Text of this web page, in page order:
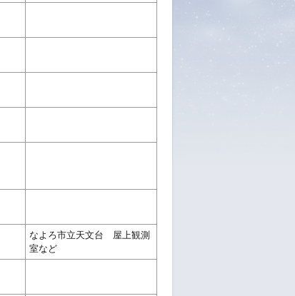
なよろ市立天文台 屋上観測
室など